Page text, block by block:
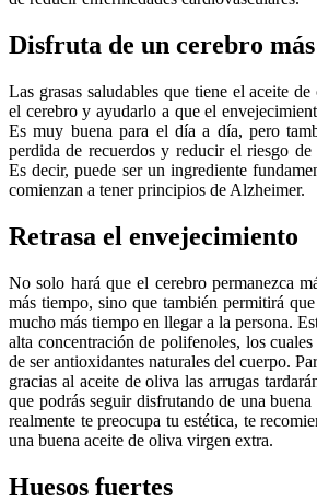
Disfruta de un cerebro
Las grasas saludables que tiene el aceite
el cerebro y ayudarlo a que el
Es muy buena para el día a día, pero
perdida de recuerdos y reducir el riesgo de
Es decir, puede ser un ingrediente
comienzan a tener principios de Alzheimer.
Retrasa el envejecimiento
No solo hará que el cerebro permanezca
más tiempo, sino que también permitirá
mucho más tiempo en llegar a la persona.
alta concentración de polifenoles, los
de ser antioxidantes naturales del cuerpo.
gracias al aceite de oliva las arrugas
que podrás seguir disfrutando de una
realmente te preocupa tu estética, te
una buena aceite de oliva virgen extra.
Huesos fuertes